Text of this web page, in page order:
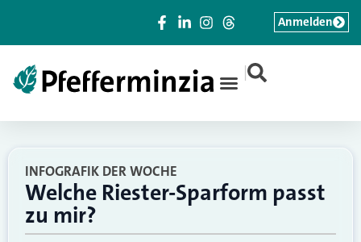
|
Anmelden
INFOGRAFIK DER WOCHE
Welche Riester-Sparform passt
zu mir?